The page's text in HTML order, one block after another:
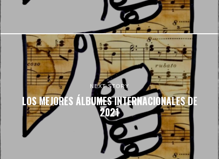
NEXT STORY
LOS MEJORES ÁLBUMES INTERNACIONALES DE
2021